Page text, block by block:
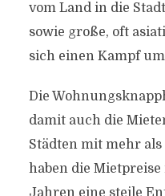
vom Land in die
sowie große, oft
sich einen Kampf
Die
damit auch die
Städten mit mehr
haben die
Jahren eine steile